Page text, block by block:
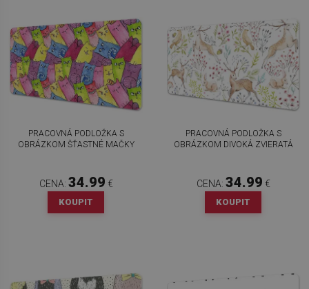
PRACOVNÁ PODLOŽKA S
OBRÁZKOM ŠŤASTNÉ MAČKY
CENA: 34.99 €
KOUPIT
PRACOVNÁ PODLOŽKA S
OBRÁZKOM DIVOKÁ ZVIERATÁ
CENA: 34.99 €
KOUPIT